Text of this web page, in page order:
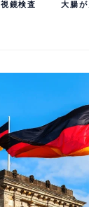
鏡検査 大腸